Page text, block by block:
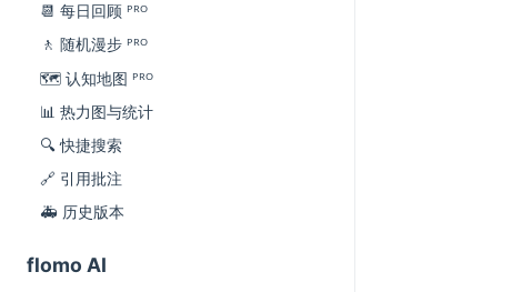
📆 每日回顾 ᴾᴿᴼ
🚶 随机漫步 ᴾᴿᴼ
🗺 认知地图 ᴾᴿᴼ
📊 热力图与统计
🔍 快捷搜索
🔗 引用批注
🚑 历史版本
flomo AI